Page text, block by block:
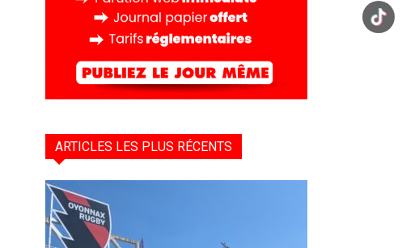
ARTICLES LES PLUS RÉCENTS